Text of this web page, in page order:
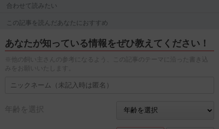
合わせて読みたい
この記事を読んだあなたにおすすめ
あなたが知っている情報をぜひ教えてください！
※他の飼い主さんの参考になるよう、この記事のテーマに沿った書き込
みをお願いいたします。
年齢を選択